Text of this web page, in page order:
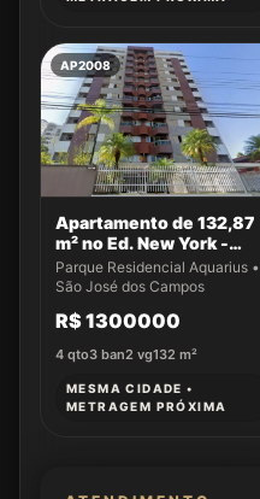
AP2008
Apartamento de 132,87
m² no Ed. New York -
Apto 61
Parque Residencial Aquarius •
São José dos Campos
R$ 1300000
4 qto3 ban2 vg132 m²
MESMA CIDADE •
METRAGEM PRÓXIMA